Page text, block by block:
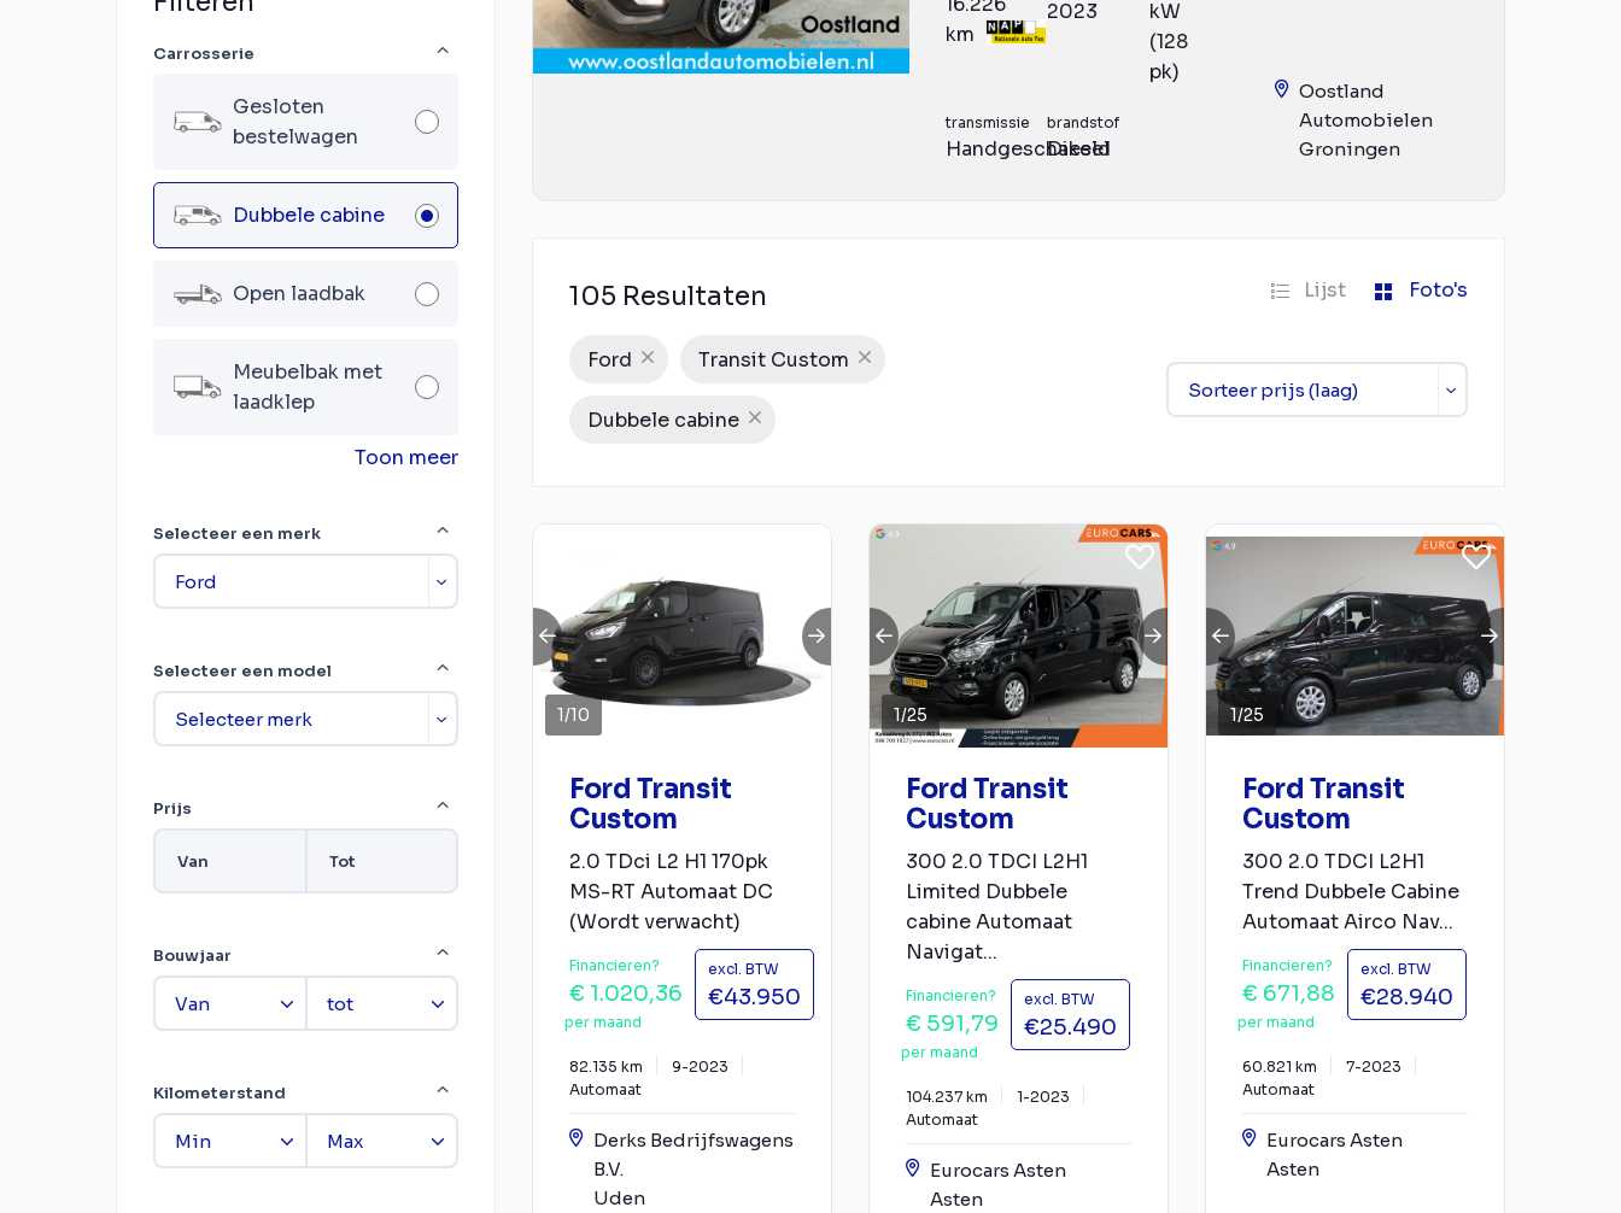
Carrosserie
Gesloten
bestelwagen
Dubbele cabine
Open laadbak
Meubelbak met
laadklep
Toon meer
Selecteer een merk
Selecteer een model
Prijs
Van Tot
Bouwjaar
Kilometerstand
km
2023
kW
(128
pk)
transmissie
Handgeschakeld
brandstof
Diesel
Oostland
Automobielen
Groningen
105 Resultaten Lijst Foto's
Ford Transit Custom
Dubbele cabine
1/10
Ford Transit
Custom
2.0 TDci L2 H1 170pk
MS-RT Automaat DC
(Wordt verwacht)
Financieren?
€ 1.020,36
per maand
excl. BTW
€43.950
82.135 km
9-2023
Automaat
Derks Bedrijfswagens
B.V.
Uden
1/25
Ford Transit
Custom
300 2.0 TDCI L2H1
Limited Dubbele
cabine Automaat
Navigat...
Financieren?
€ 591,79
per maand
excl. BTW
€25.490
104.237 km
1-2023
Automaat
Eurocars Asten
Asten
1/25
Ford Transit
Custom
300 2.0 TDCI L2H1
Trend Dubbele Cabine
Automaat Airco Nav...
Financieren?
€ 671,88
per maand
excl. BTW
€28.940
60.821 km
7-2023
Automaat
Eurocars Asten
Asten